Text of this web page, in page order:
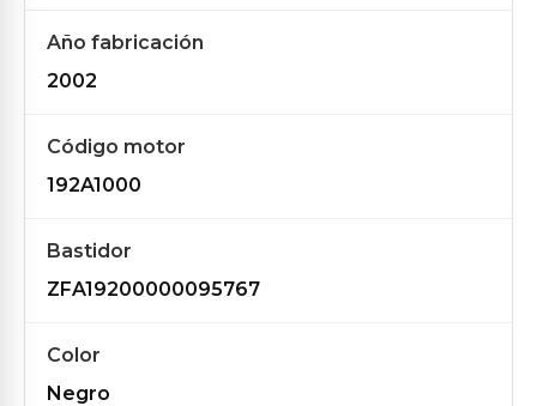
Año fabricación
2002
Código motor
192A1000
Bastidor
ZFA19200000095767
Color
Negro